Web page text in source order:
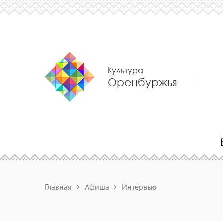
Культура
Оренбуржья
Главная Афиша Интервью